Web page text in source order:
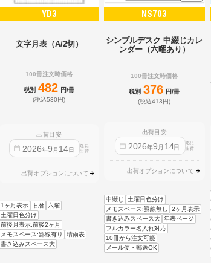
YD3
文字月表（A/2切）
100冊注文時価格
税別 482 円/冊
(税込530円)
出荷目安
2026年9 月 14日
迄に
出荷
出荷オプションについて
1ヶ月表示 旧暦 六曜
土曜日色分け
前後月表示:前後2ヶ月
メモスペース:罫線有り
晴雨表
書き込みスペース大
NS703
シンプルデスク 中綴じカレ
ンダー（六曜あり）
100冊注文時価格
税別 376 円/冊
(税込413円)
出荷目安
2026年9 月 14日
迄に
出荷
出荷オプションについて
中綴じ
土曜日色分け
メモスペース:罫線無し
2ヶ月表示
書き込みスペース大 年表ページ
フルカラー名入れ対応
10冊から注文可能
メール便・郵送OK